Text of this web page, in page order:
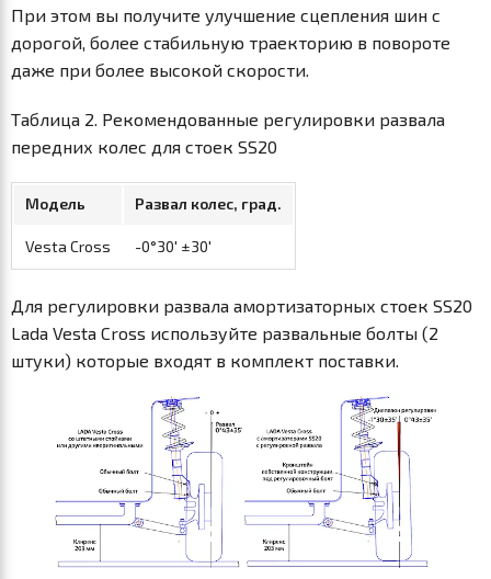
При этом вы получите улучшение сцепления шин с
дорогой, более стабильную траекторию в повороте
даже при более высокой скорости.
Таблица 2. Рекомендованные регулировки развала
передних колес для стоек SS20
Модель Развал колес, град.
Vesta Cross -0°30' ±30'
Для регулировки развала амортизаторных стоек SS20
Lada Vesta Cross используйте развальные болты (2
штуки) которые входят в комплект поставки.